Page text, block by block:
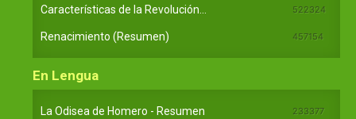
Características de la Revolución... 522324
Renacimiento (Resumen) 457154
En Lengua
La Odisea de Homero - Resumen 233377